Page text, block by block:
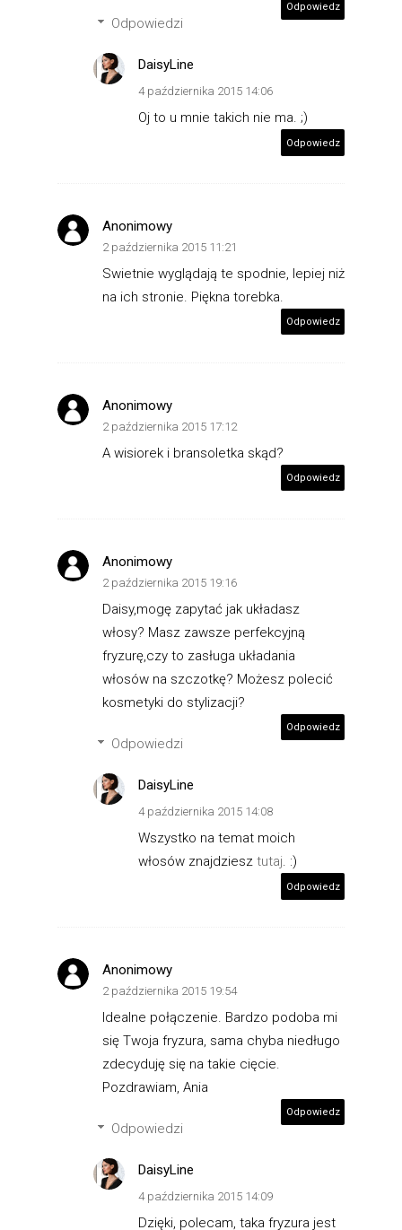
Odpowiedz
Odpowiedzi
DaisyLine
4 października 2015 14:06
Oj to u mnie takich nie ma. ;)
Odpowiedz
Anonimowy
2 października 2015 11:21
Swietnie wyglądają te spodnie, lepiej niż
na ich stronie. Piękna torebka.
Odpowiedz
Anonimowy
2 października 2015 17:12
A wisiorek i bransoletka skąd?
Odpowiedz
Anonimowy
2 października 2015 19:16
Daisy,mogę zapytać jak układasz
włosy? Masz zawsze perfekcyjną
fryzurę,czy to zasługa układania
włosów na szczotkę? Możesz polecić
kosmetyki do stylizacji?
Odpowiedz
Odpowiedzi
DaisyLine
4 października 2015 14:08
Wszystko na temat moich
włosów znajdziesz tutaj. :)
Odpowiedz
Anonimowy
2 października 2015 19:54
Idealne połączenie. Bardzo podoba mi
się Twoja fryzura, sama chyba niedługo
zdecyduję się na takie cięcie.
Pozdrawiam, Ania
Odpowiedz
Odpowiedzi
DaisyLine
4 października 2015 14:09
Dzięki, polecam, taka fryzura jest